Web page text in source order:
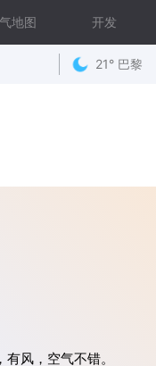
地图 开发
21° 巴黎
风，空气不错。